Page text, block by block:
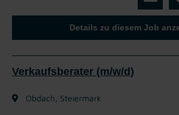
Details zu diesem Job
Verkaufsberater (m/w/d)
Obdach, Steiermark